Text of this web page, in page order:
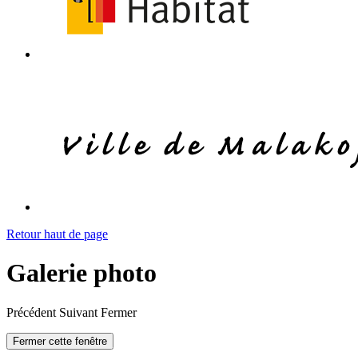
Retour haut de page
Galerie photo
Précédent Suivant Fermer
Fermer cette fenêtre